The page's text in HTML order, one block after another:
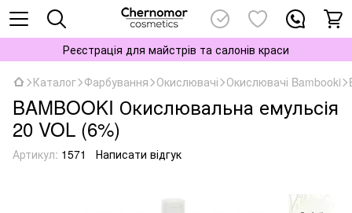
Реєстрація для майстрів та салонів краси
Каталог Фарбування Окислювачі Окислювачі Bambooki
BAMBOOKI Окислювальна емульсія
20 VOL (6%)
Артикул: 1571 Написати відгук